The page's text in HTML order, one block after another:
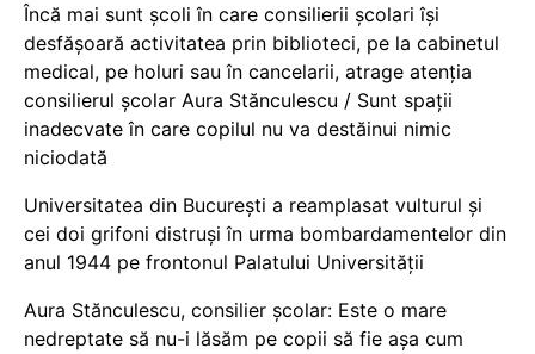
Încă mai sunt școli în care consilierii școlari își
desfășoară activitatea prin biblioteci, pe la cabinetul
medical, pe holuri sau în cancelarii, atrage atenția
consilierul școlar Aura Stănculescu / Sunt spații
inadecvate în care copilul nu va destăinui nimic
niciodată
Universitatea din București a reamplasat vulturul și
cei doi grifoni distruși în urma bombardamentelor din
anul 1944 pe frontonul Palatului Universității
Aura Stănculescu, consilier școlar: Este o mare
nedreptate să nu-i lăsăm pe copii să fie așa cum